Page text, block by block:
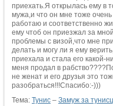
приехать.Я открылась ему в
мужа,и что он мне тоже
работаю и соответственно
ему чтоб он приезжал за
проблемы с визой,что мне
делать и могу ли я ему
приехала и стала его какой-
меня продал в
не женат и его друзья это
разобраться!!!Спасибо:-)))
Тема: Тунис – Замуж за